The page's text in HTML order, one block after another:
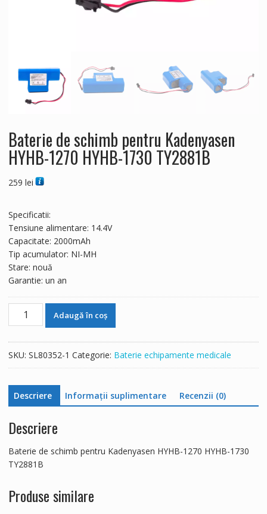
Baterie de schimb pentru Kadenyasen
HYHB-1270 HYHB-1730 TY2881B
259 lei
Specificatii:
Tensiune alimentare: 14.4V
Capacitate: 2000mAh
Tip acumulator: NI-MH
Stare: nouă
Garantie: un an
Cantitate
Baterie
pentru
HYHB-
1270
1730
Adaugă în coș
SKU: SL80352-1 Categorie: Baterie echipamente medicale
Descriere Informații suplimentare Recenzii (0)
Descriere
Baterie de schimb pentru Kadenyasen HYHB-1270 HYHB-1730
TY2881B
Produse similare